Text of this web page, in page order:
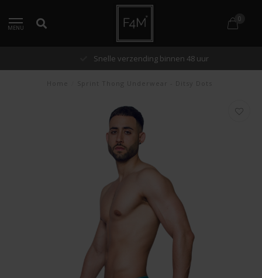
MENU
0
Snelle verzending binnen 48 uur